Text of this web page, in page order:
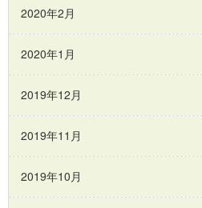
2020年2月
2020年1月
2019年12月
2019年11月
2019年10月